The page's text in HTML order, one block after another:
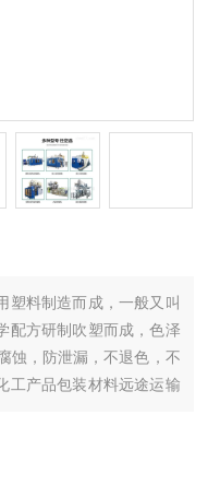
塑料制造而成，一般又叫
配方研制吹塑而成，色泽
蚀，防泄漏，不退色，不
工产品包装材料远途运输